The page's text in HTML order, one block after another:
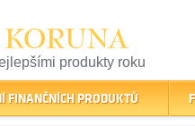
produkty roku
kvality na finančním trhu
FINANČNÍCH PRODUKTŮ